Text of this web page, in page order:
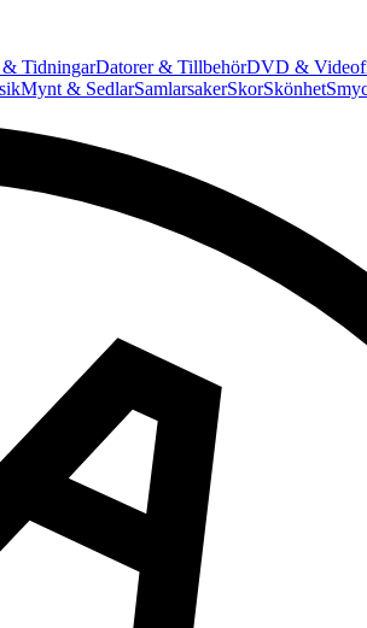
TidningarDatorer & TillbehörDVD &
Mynt & SedlarSamlarsakerSkorSkönhet